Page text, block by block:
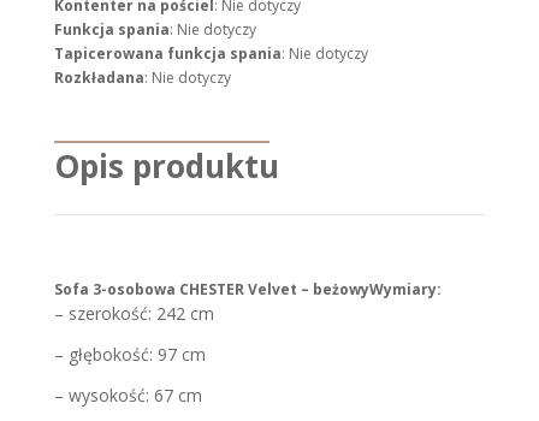
Kontenter na pościel: Nie dotyczy
Funkcja spania: Nie dotyczy
Tapicerowana funkcja spania: Nie dotyczy
Rozkładana: Nie dotyczy
Opis produktu
Sofa 3-osobowa CHESTER Velvet – beżowyWymiary:
– szerokość: 242 cm
– głębokość: 97 cm
– wysokość: 67 cm